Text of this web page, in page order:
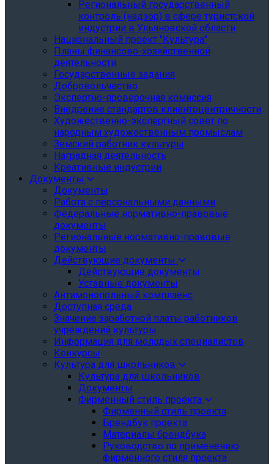
Региональный государственный
контроль (надзор) в сфере туристской
индустрии в Ульяновской области
Национальный проект "Культура"
Планы финансово-хозяйственной
деятельности
Государственные задания
Добровольчество
Экспертно-проверочная комиссия
Внедрение стандартов клиентоцентричности
Художественно-экспертный совет по
народным художественным промыслам
Земский работник культуры
Наградная деятельность
Креативные индустрии
Документы
Документы
Работа с персональными данными
Федеральные нормативно-правовые
документы
Региональные нормативно-правовые
документы
Действующие документы
Действующие документы
Уставные документы
Антимонопольный комплаенс
Доступная среда
Значение заработной платы работников
учреждений культуры
Информация для молодых специалистов
Конкурсы
Культура для школьников
Культура для школьников
Документы
Фирменный стиль проекта
Фирменный стиль проекта
Брендбук проекта
Материалы брендбука
Руководство по применению
фирменного стиля проекта